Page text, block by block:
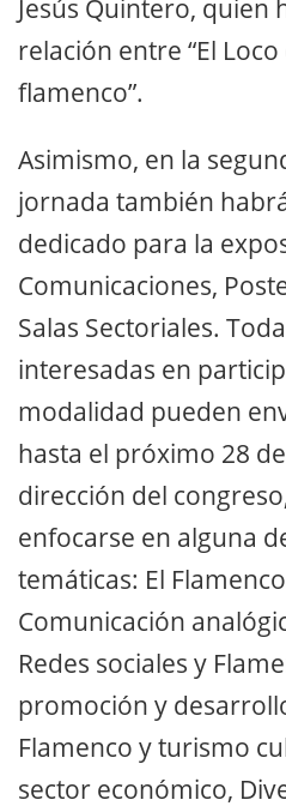
Jesús Quintero, quien
relación entre “El
flamenco”.
Asimismo, en la
jornada también
dedicado para la
Comunicaciones,
Salas Sectoriales.
interesadas en
modalidad pueden
hasta el próximo 28
dirección del
enfocarse en alguna
temáticas: El
Comunicación
Redes sociales y
promoción y
Flamenco y turismo
sector económico,